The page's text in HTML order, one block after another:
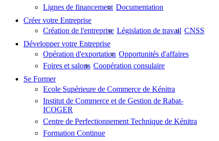
Lignes de financement Documentation
Créer votre Entreprise
Création de l'entreprise Législation de travail CNSS
Développer votre Entreprise
Opération d'exportation Opportunités d'affaires
Foires et salons Coopération consulaire
Se Former
Ecole Supérieure de Commerce de Kénitra
Institut de Commerce et de Gestion de Rabat-
ICOGER
Centre de Perfectionnement Technique de Kénitra
Formation Continue